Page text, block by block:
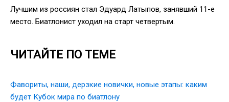
Лучшим из россиян стал Эдуард Латыпов, занявший 11-е
место. Биатлонист уходил на старт четвертым.
ЧИТАЙТЕ ПО ТЕМЕ
Фавориты, наши, дерзкие новички, новые этапы: каким
будет Кубок мира по биатлону